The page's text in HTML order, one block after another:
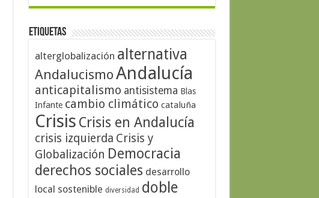
Etiquetas
alterglobalización alternativa
AndalucismoAndalucía
anticapitalismo antisistema Blas
Infante cambio climático cataluña
Crisis Crisis en Andalucía
crisis izquierda Crisis y
Globalización Democracia
derechos sociales desarrollo
local sostenible diversidad doble